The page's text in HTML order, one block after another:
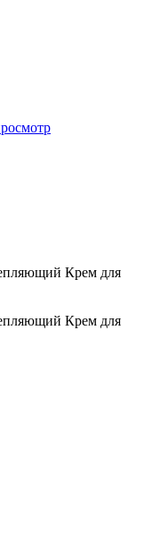
Крем для
Крем для